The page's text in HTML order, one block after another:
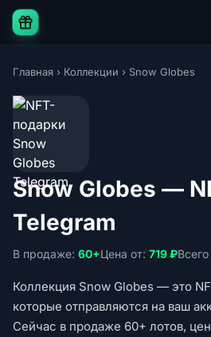
Главная › Коллекции › Snow Globes
Snow Globes —
Telegram
В продаже: 60+Цена от: 719 ₽
Коллекция Snow Globes — это
которые отправляются на ваш
Сейчас в продаже 60+ лотов,